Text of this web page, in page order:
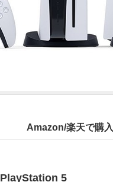
Amazon/楽天で購入
PlayStation 5